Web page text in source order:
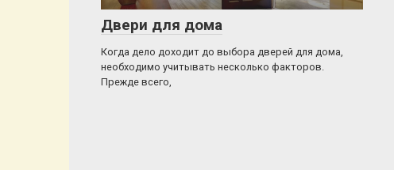
Двери для дома
Когда дело доходит до выбора дверей для дома,
необходимо учитывать несколько факторов.
Прежде всего,